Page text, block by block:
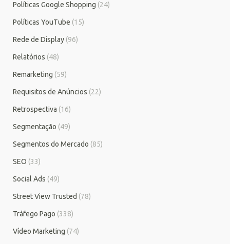
Políticas Google Shopping (24)
Políticas YouTube (15)
Rede de Display (96)
Relatórios (48)
Remarketing (59)
Requisitos de Anúncios (22)
Retrospectiva (16)
Segmentação (49)
Segmentos do Mercado (85)
SEO (33)
Social Ads (49)
Street View Trusted (78)
Tráfego Pago (338)
Vídeo Marketing (74)